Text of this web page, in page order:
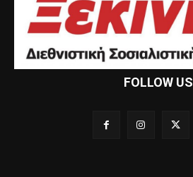
FOLLOW US